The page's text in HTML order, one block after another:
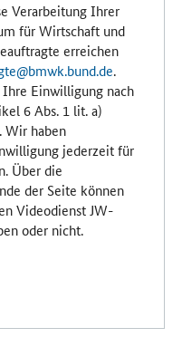
Verarbeitung Ihrer
für Wirtschaft und
erreichen
.
Einwilligung nach
6 Abs. 1 lit. a)
Wir haben
jederzeit für
Über die
der Seite können
Videodienst JW-
oder nicht.